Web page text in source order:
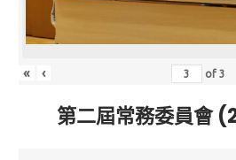
« ‹ of3
第二屆常務委員會